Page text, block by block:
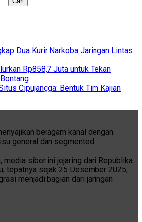
Dua Kurir Narkoba Jaringan Lintas
Rp858,7 Juta untuk Tekan
Cipujangga: Bentuk Tim Kajian
beragam kanal dengan
general dan segmented.
media siber ini jejaring dari Republika
tepatnya sejak 25 Desember 2025,
menjadi bagian dari jaringan